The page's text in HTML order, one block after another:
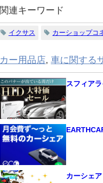
関連キーワード
イクサス カーショップコ
カー用品店,車に関する
スフィア
カーシェ